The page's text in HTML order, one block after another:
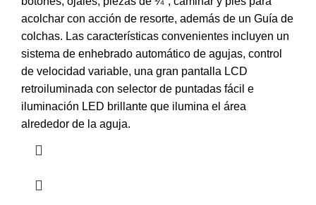
acolchar con acción de resorte, además de un Guía de
colchas. Las características convenientes incluyen un
sistema de enhebrado automático de agujas, control
de velocidad variable, una gran pantalla LCD
retroiluminada con selector de puntadas fácil e
iluminación LED brillante que ilumina el área
alrededor de la aguja.